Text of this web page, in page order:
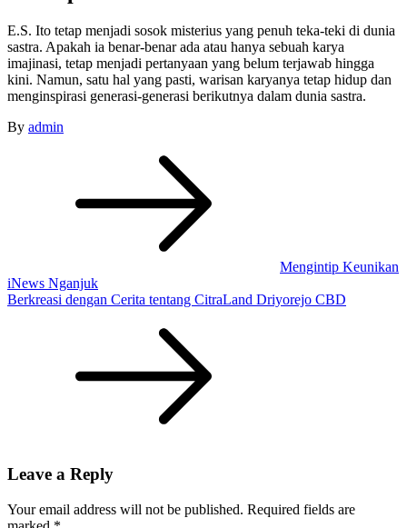
E.S. Ito tetap menjadi sosok misterius yang penuh teka-teki di dunia
sastra. Apakah ia benar-benar ada atau hanya sebuah karya
imajinasi, tetap menjadi pertanyaan yang belum terjawab hingga
kini. Namun, satu hal yang pasti, warisan karyanya tetap hidup dan
menginspirasi generasi-generasi berikutnya dalam dunia sastra.
By admin
Mengintip Keunikan
iNews Nganjuk
Berkreasi dengan Cerita tentang CitraLand Driyorejo CBD
Leave a Reply
Your email address will not be published. Required fields are